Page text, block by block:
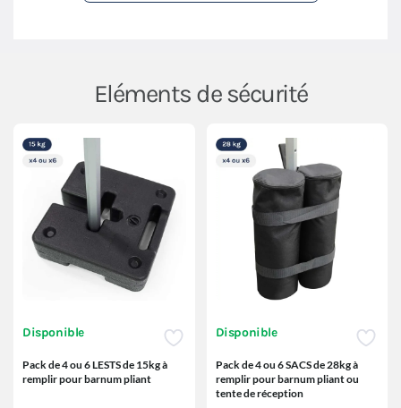
Eléments de sécurité
Disponible
Pack de 4 ou 6 LESTS de 15kg à
remplir pour barnum pliant
Disponible
Pack de 4 ou 6 SACS de 28kg à
remplir pour barnum pliant ou
tente de réception